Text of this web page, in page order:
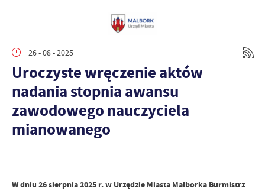
26 - 08 - 2025
Uroczyste wręczenie aktów
nadania stopnia awansu
zawodowego nauczyciela
mianowanego
W dniu 26 sierpnia 2025 r. w Urzędzie Miasta Malborka Burmistrz